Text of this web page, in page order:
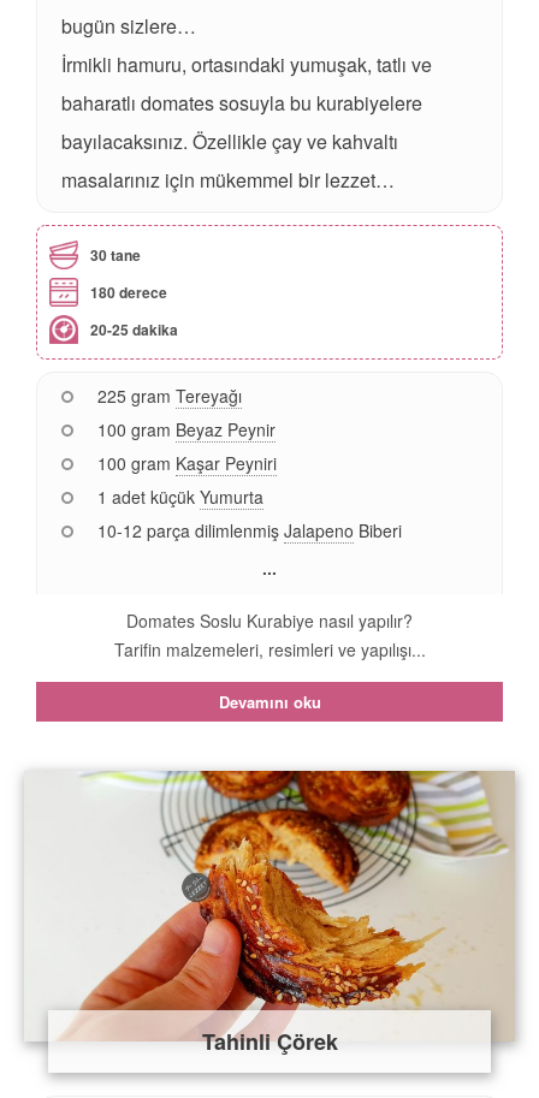
bugün sizlere…
İrmikli hamuru, ortasındaki yumuşak, tatlı ve
baharatlı domates sosuyla bu kurabiyelere
bayılacaksınız. Özellikle çay ve kahvaltı
masalarınız için mükemmel bir lezzet…
30 tane
180 derece
20-25 dakika
225 gram Tereyağı
100 gram Beyaz Peynir
100 gram Kaşar Peyniri
1 adet küçük Yumurta
10-12 parça dilimlenmiş Jalapeno Biberi
...
Domates Soslu Kurabiye nasıl yapılır?
Tarifin malzemeleri, resimleri ve yapılışı...
Devamını oku
Tahinli Çörek